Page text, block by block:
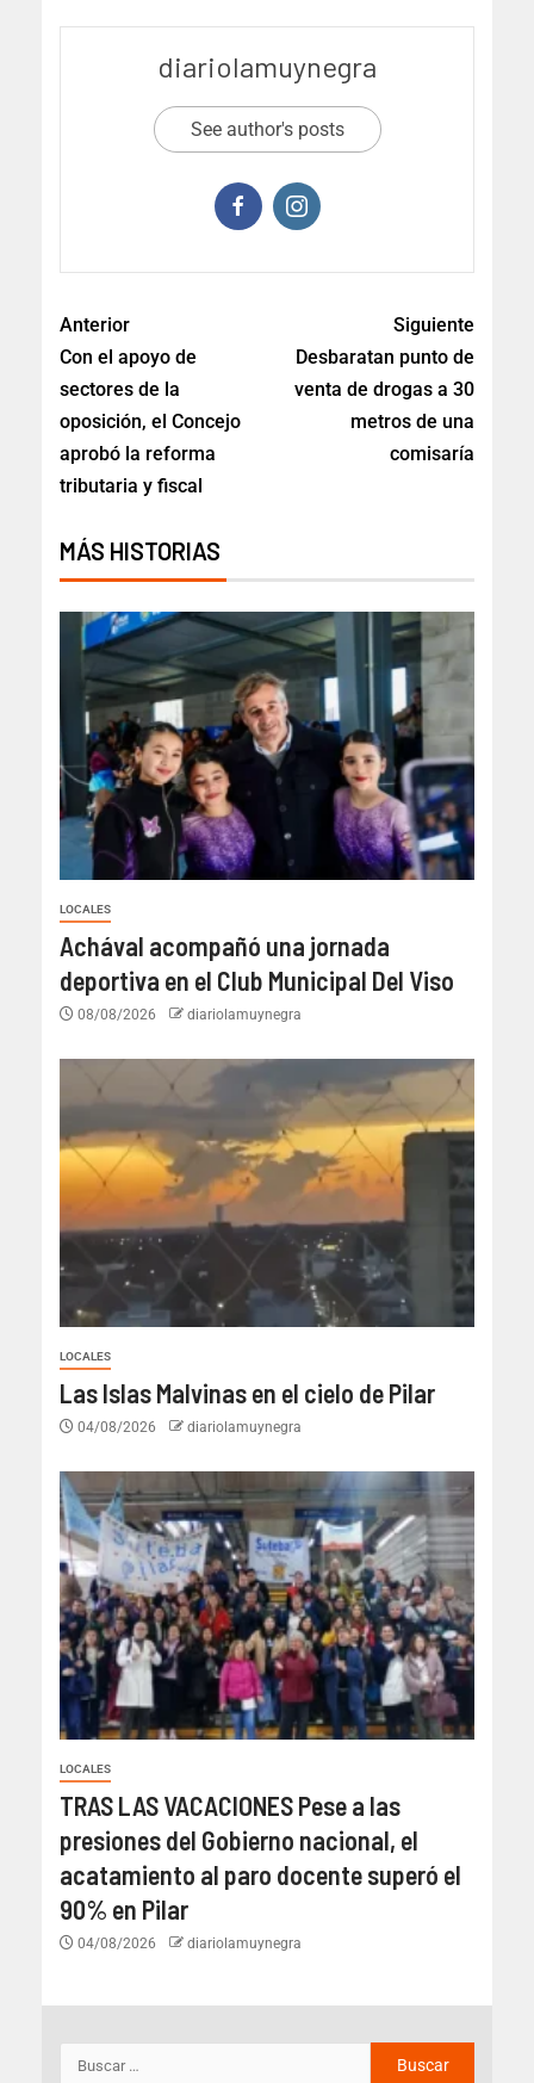
diariolamuynegra
See author's posts
Anterior
Con el apoyo de
sectores de la
oposición, el Concejo
aprobó la reforma
tributaria y fiscal
Siguiente
Desbaratan punto de
venta de drogas a 30
metros de una
comisaría
MÁS HISTORIAS
LOCALES
Achával acompañó una jornada
deportiva en el Club Municipal Del Viso
08/08/2026 diariolamuynegra
LOCALES
Las Islas Malvinas en el cielo de Pilar
04/08/2026 diariolamuynegra
LOCALES
TRAS LAS VACACIONES Pese a las
presiones del Gobierno nacional, el
acatamiento al paro docente superó el
90% en Pilar
04/08/2026 diariolamuynegra